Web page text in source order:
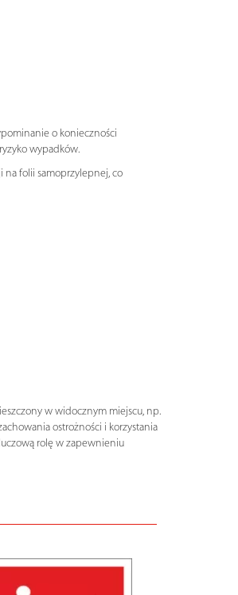
o konieczności
wypadków.
na folii samoprzylepnej, co
w widocznym miejscu, np.
ostrożności i korzystania
rolę w zapewnieniu